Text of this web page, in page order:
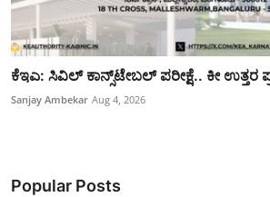
ಕೆಇಎ: ಸಿವಿಲ್ ಕಾನ್ಸ್‌ಟೇಬಲ್ ಪರೀಕ್ಷೆ.. ಕೀ ಉತ್ತರ
Sanjay Ambekar Aug 4, 2026
Popular Posts